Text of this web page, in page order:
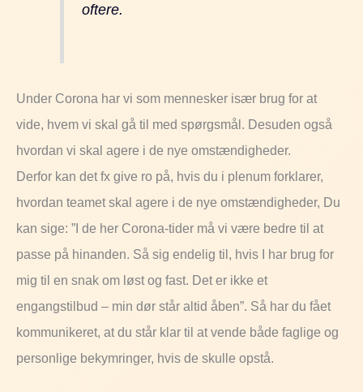
oftere.
Under Corona har vi som mennesker især brug for at
vide, hvem vi skal gå til med spørgsmål. Desuden også
hvordan vi skal agere i de nye omstændigheder.
Derfor kan det fx give ro på, hvis du i plenum forklarer,
hvordan teamet skal agere i de nye omstændigheder, Du
kan sige: ”I de her Corona-tider må vi være bedre til at
passe på hinanden. Så sig endelig til, hvis I har brug for
mig til en snak om løst og fast. Det er ikke et
engangstilbud – min dør står altid åben”. Så har du fået
kommunikeret, at du står klar til at vende både faglige og
personlige bekymringer, hvis de skulle opstå.